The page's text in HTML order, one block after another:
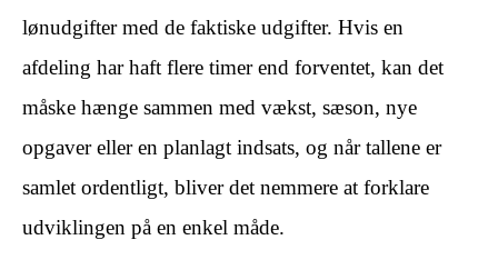
lønudgifter med de faktiske udgifter. Hvis en
afdeling har haft flere timer end forventet, kan det
måske hænge sammen med vækst, sæson, nye
opgaver eller en planlagt indsats, og når tallene er
samlet ordentligt, bliver det nemmere at forklare
udviklingen på en enkel måde.